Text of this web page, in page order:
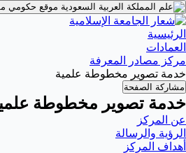
موقع حكومي
الرئيسية
العمادات
مركز مصادر المعرفة
خدمة تصوير مخطوطة علمية
مشاركة الصفحة
خدمة تصوير مخطوطة
عن المركز
الرؤية والرسالة
أهداف المركز